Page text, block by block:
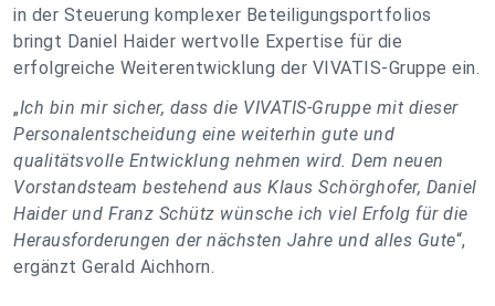
in der Steuerung komplexer Beteiligungsportfolios
bringt Daniel Haider wertvolle Expertise für die
erfolgreiche Weiterentwicklung der VIVATIS-Gruppe ein.
„Ich bin mir sicher, dass die VIVATIS-Gruppe mit dieser
Personalentscheidung eine weiterhin gute und
qualitätsvolle Entwicklung nehmen wird. Dem neuen
Vorstandsteam bestehend aus Klaus Schörghofer, Daniel
Haider und Franz Schütz wünsche ich viel Erfolg für die
Herausforderungen der nächsten Jahre und alles Gute“,
ergänzt Gerald Aichhorn.